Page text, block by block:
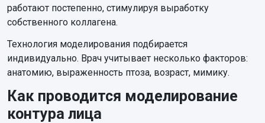
работают постепенно, стимулируя выработку
собственного коллагена.
Технология моделирования подбирается
индивидуально. Врач учитывает несколько факторов:
анатомию, выраженность птоза, возраст, мимику.
Как проводится моделирование
контура лица